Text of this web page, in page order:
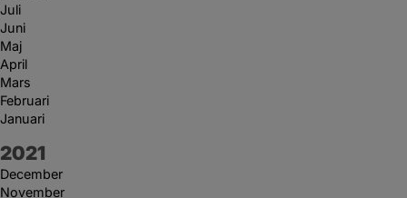
Juli
Juni
Maj
April
Mars
Februari
Januari
År:
2021
December
November